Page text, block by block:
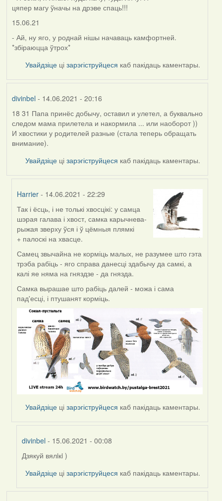
цяпер магу ўначы на дрэве спаць!!!
15.06.21
- Ай, ну яго, у роднай нішы начаваць камфортней.
*збіраюцца ўтрох*
Увайдзіце цізарэгіструйцеся каб пакідаць каментары.
divinbel - 14.06.2021 - 20:16
18 31 Папа принёс добычу, оставил и улетел, а буквально
следом мама прилетела и накормила ... или наоборот ))
И хвостики у родителей разные (стала теперь обращать
внимание).
Увайдзіце цізарэгіструйцеся каб пакідаць каментары.
Harrier - 14.06.2021 - 22:29
In
reply
to
by
divinbel
Так і ёсць, і не толькі хвосцікі: у самца
шэрая галава і хвост, самка карычнева-
рыжая зверху ўся і ў цёмныя плямкі
+ палоскі на хвасце.
Самец звычайна не корміць малых, не разумее што гэта
трэба рабіць - яго справа данесці здабычу да самкі, а
калі яе няма на гняздзе - да гнязда.
Самка вырашае што рабіць далей - можа і сама
пад'есці, і птушанят корміць.
Увайдзіце цізарэгіструйцеся каб пакідаць каментары.
divinbel - 15.06.2021 - 00:08
In
reply
by
Дзякуй вялiкi )
Увайдзіце цізарэгіструйцеся каб пакідаць каментары.